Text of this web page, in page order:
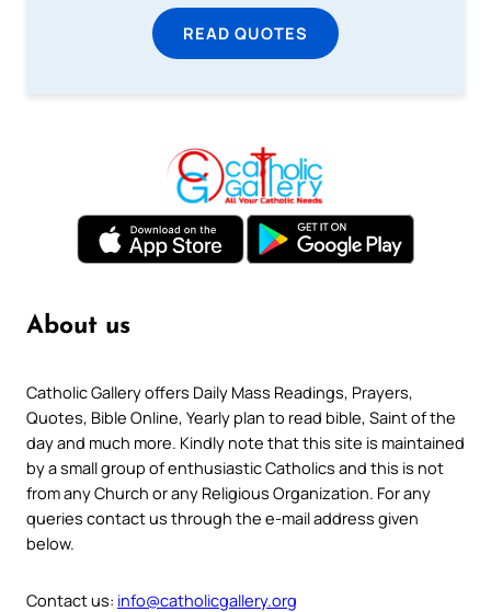
READ QUOTES
About us
Catholic Gallery offers Daily Mass Readings, Prayers,
Quotes, Bible Online, Yearly plan to read bible, Saint of the
day and much more. Kindly note that this site is maintained
by a small group of enthusiastic Catholics and this is not
from any Church or any Religious Organization. For any
queries contact us through the e-mail address given
below.
Contact us: info@catholicgallery.org